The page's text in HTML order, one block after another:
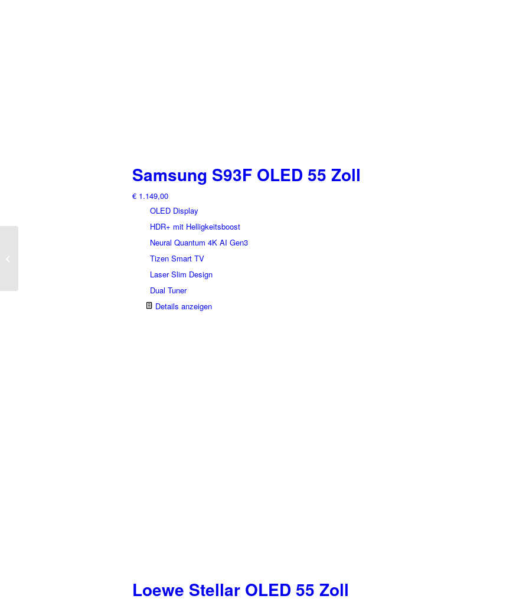
Samsung S93F OLED 55 Zoll
€ 1.149,00
OLED Display
HDR+ mit Helligkeitsboost
Neural Quantum 4K AI Gen3
Tizen Smart TV
Laser Slim Design
Dual Tuner
Details anzeigen
Loewe Stellar OLED 55 Zoll